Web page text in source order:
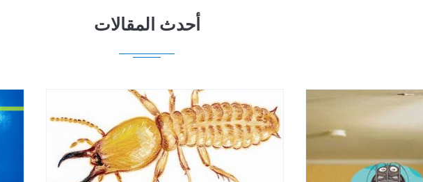
أحدث المقالات